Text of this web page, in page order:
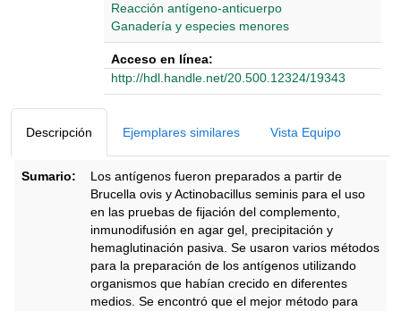
Reacción antígeno-anticuerpo
Ganadería y especies menores
Acceso en línea:
http://hdl.handle.net/20.500.12324/19343
Descripción Ejemplares similares Vista Equipo
Sumario:
Los antígenos fueron preparados a partir de
Brucella ovis y Actinobacillus seminis para el uso
en las pruebas de fijación del complemento,
inmunodifusión en agar gel, precipitación y
hemaglutinación pasiva. Se usaron varios métodos
para la preparación de los antígenos utilizando
organismos que habían crecido en diferentes
medios. Se encontró que el mejor método para